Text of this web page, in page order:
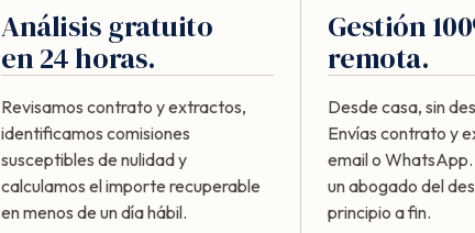
Análisis gratuito
en 24 horas.
Revisamos contrato y extractos,
identificamos comisiones
susceptibles de nulidad y
calculamos el importe recuperable
en menos de un día hábil.
Gestión
remota.
Desde casa, sin
Envías contrato y
email o WhatsApp.
un abogado del
principio a fin.